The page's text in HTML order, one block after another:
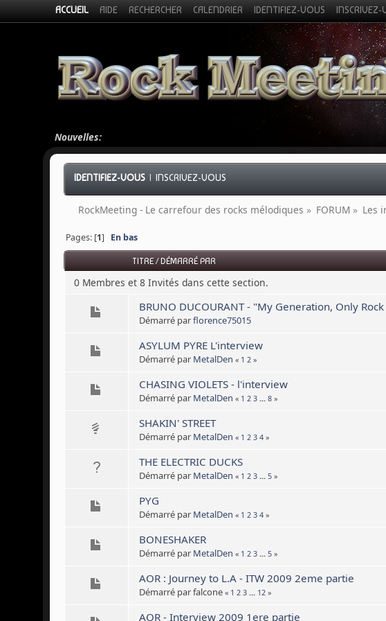
ACCUEIL AIDE RECHERCHER CALENDRIER IDENTIFIEZ-VOUS INSCRIVEZ-
Nouvelles:
IDENTIFIEZ-VOUS |INSCRIVEZ-VOUS
RockMeeting - Le carrefour des rocks mélodiques » FORUM » Les
Pages: [1] En bas
TITRE/DÉMARRÉ PAR
0 Membres et 8 Invités dans cette section.
BRUNO DUCOURANT - "My Generation, Only
Démarré parflorence75015
ASYLUM PYRE L'interview
Démarré par MetalDen « 1 2»
CHASING VIOLETS - l'interview
Démarré par MetalDen « 1 2 3 ... 8»
SHAKIN' STREET
Démarré par MetalDen « 1 2 3 4»
THE ELECTRIC DUCKS
Démarré par MetalDen « 1 2 3 ... 5»
PYG
Démarré par MetalDen « 1 2 3 4»
BONESHAKER
Démarré par MetalDen « 1 2 3 ... 5»
AOR : Journey to L.A - ITW 2009 2eme partie
Démarré par falcone « 1 2 3 ... 12»
AOR - Interview 2009 1ere partie